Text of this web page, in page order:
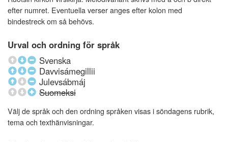
efter numret. Eventuella verser anges efter kolon med
bindestreck om så behövs.
Urval och ordning för språk
Svenska
Davvisámegillii
Julevsábmáj
Suomeksi
Välj de språk och den ordning språken visas i söndagens rubrik,
tema och texthänvisningar.